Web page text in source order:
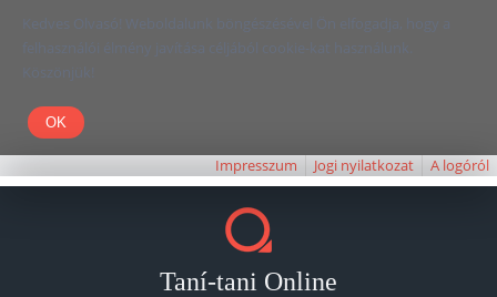
Kedves Olvasó! Weboldalunk böngészésével Ön elfogadja, hogy a
felhasználói élmény javítása céljából cookie-kat használunk.
Köszönjük!
Impresszum Jogi nyilatkozat A logóról
Taní-tani Online